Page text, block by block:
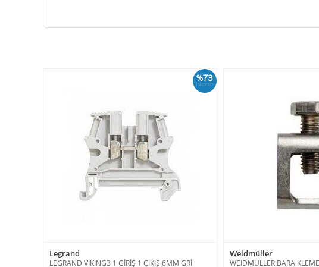
%73
İskonto
Legrand
LEGRAND VİKİNG3 1 GİRİŞ 1 ÇIKIŞ 6MM GRİ
Weidmüller
WEIDMULLER BARA